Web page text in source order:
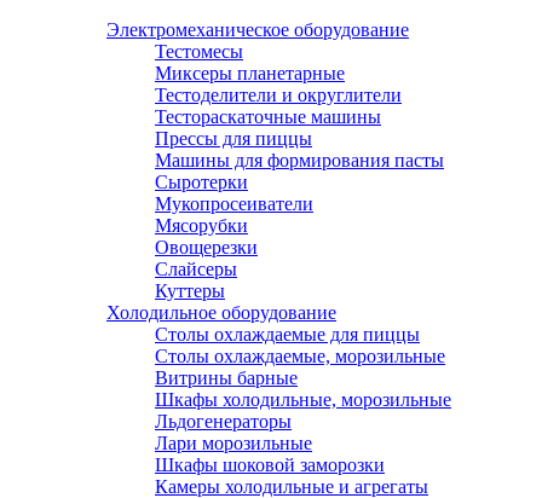
Электромеханическое оборудование
Тестомесы
Миксеры планетарные
Тестоделители и округлители
Тестораскаточные машины
Прессы для пиццы
Машины для формирования пасты
Сыротерки
Мукопросеиватели
Мясорубки
Овощерезки
Слайсеры
Куттеры
Холодильное оборудование
Столы охлаждаемые для пиццы
Столы охлаждаемые, морозильные
Витрины барные
Шкафы холодильные, морозильные
Льдогенераторы
Лари морозильные
Шкафы шоковой заморозки
Камеры холодильные и агрегаты